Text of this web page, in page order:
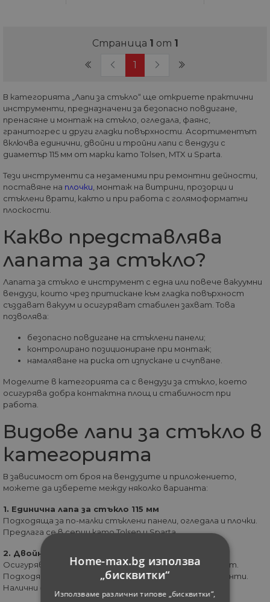
Страница 1 от 1
1 (current)
В категорията „Лапи за стъкло“ ще откриете практични
инструменти, предназначени за безопасно повдигане,
пренасяне и монтаж на стъкло, огледала, фаянс,
гранитогрес и други гладки повърхности. Асортиментът
включва единични, двойни и тройни лапи с вендузи с
диаметър 115 мм от марки като Tolsen, MTX и Sparta.
Тези инструменти са незаменими при ремонтни дейности,
поставяне на плочки , монтаж на витрини, прозорци и
стъклени врати, както и при работа с голямоформатни
плоскости.
Какво представлява
лапата за стъкло?
Лапата за стъкло е инструмент с една или повече вакуумни
вендузи, които чрез притискане към гладка повърхност
създават вакуум и осигуряват стабилен захват. Това
позволява:
безопасно повдигане на стъклени панели;
контролирано позициониране при монтаж;
намаляване на риска от изпускане и счупване.
Моделите в категорията са с вендузи за стъкло, което
осигурява добра контактна площ и стабилност при
работа.
Видове лапи за стъкло в
категорията
В зависимост от броя на вендузите и приложението,
можете да изберете между няколко варианта:
1. Единична лапа за стъкло 115 мм
Подходяща за по-малки стъклени панели, огледала и плочки.
Предлага се в серии като Tolsen и Sparta.
2. Двойна лапа за стъкло 2х115 мм
Осигурява по-голяма стабилност и товароносимост.
Подходяща за монтаж на по-големи стъклени елементи.
Налични са модели Tolsen, MTX и Sparta.
Home-max.bg използва
„бисквитки“
Използваме различни типове „бисквитки“,